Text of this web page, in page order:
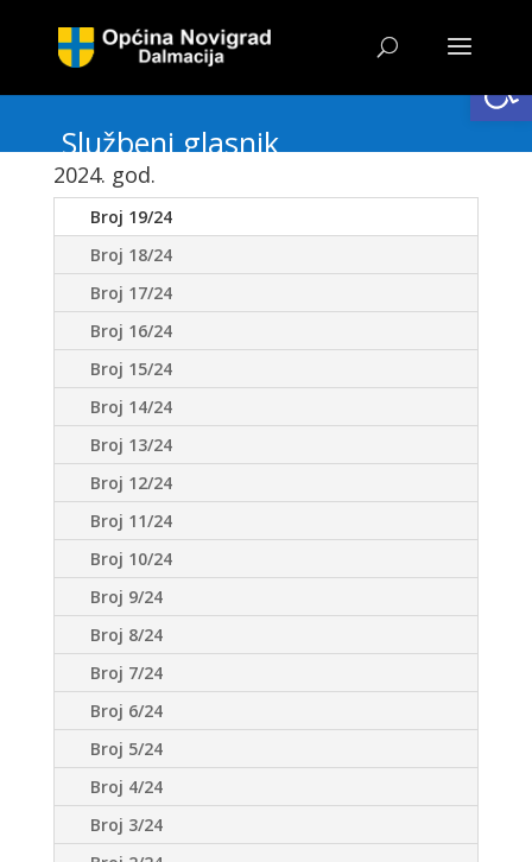
Službeni glasnik
2024. god.
Broj 19/24
Broj 18/24
Broj 17/24
Broj 16/24
Broj 15/24
Broj 14/24
Broj 13/24
Broj 12/24
Broj 11/24
Broj 10/24
Broj 9/24
Broj 8/24
Broj 7/24
Broj 6/24
Broj 5/24
Broj 4/24
Broj 3/24